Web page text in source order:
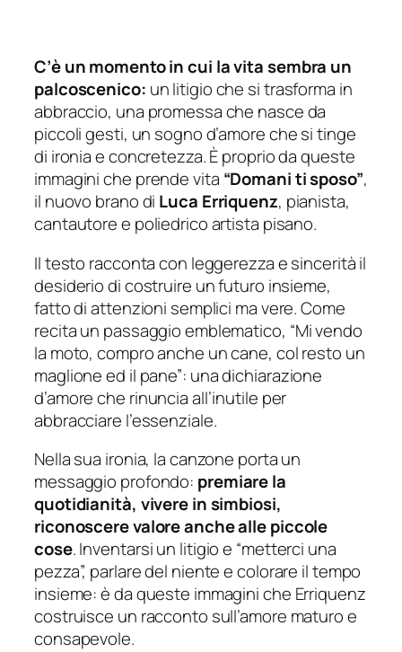
C’è un momento in cui la vita sembra un
palcoscenico: un litigio che si trasforma in
abbraccio, una promessa che nasce da
piccoli gesti, un sogno d’amore che si tinge
di ironia e concretezza. È proprio da queste
immagini che prende vita “Domani ti sposo”,
il nuovo brano di Luca Erriquenz, pianista,
cantautore e poliedrico artista pisano.
Il testo racconta con leggerezza e sincerità il
desiderio di costruire un futuro insieme,
fatto di attenzioni semplici ma vere. Come
recita un passaggio emblematico, “Mi vendo
la moto, compro anche un cane, col resto un
maglione ed il pane”: una dichiarazione
d’amore che rinuncia all’inutile per
abbracciare l’essenziale.
Nella sua ironia, la canzone porta un
messaggio profondo: premiare la
quotidianità, vivere in simbiosi,
riconoscere valore anche alle piccole
cose. Inventarsi un litigio e “metterci una
pezza”, parlare del niente e colorare il tempo
insieme: è da queste immagini che Erriquenz
costruisce un racconto sull’amore maturo e
consapevole.